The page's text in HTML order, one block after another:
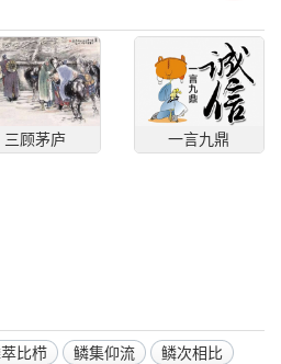
三顾茅庐 一言九鼎
比栉 鳞集仰流
鳞次相比